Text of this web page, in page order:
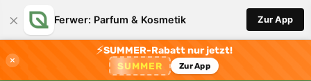
× Ferwer: Parfum & Kosmetik Zur App
×
⚡SUMMER-Rabatt nur jetzt!
SUMMER Zur App